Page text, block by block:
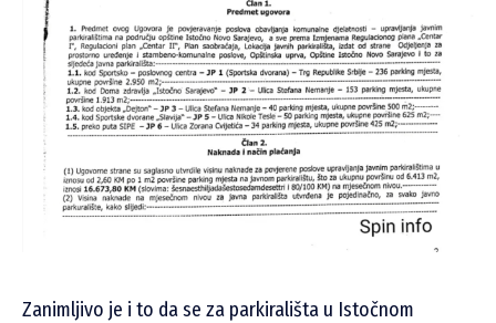
Zanimljivo je i to da se za parkirališta u Istočnom